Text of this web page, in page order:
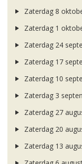
Zaterdag 8
Zaterdag 1
Zaterdag 24
Zaterdag 17
Zaterdag 10
Zaterdag 3
Zaterdag 27
Zaterdag 20
Zaterdag 13